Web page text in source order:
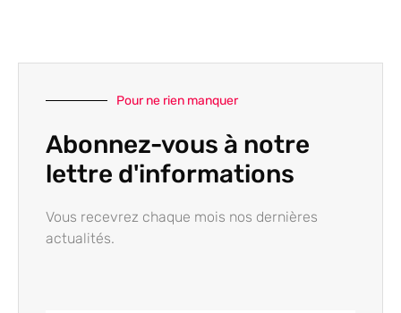
Pour ne rien manquer
Abonnez-vous à notre
lettre d'informations
Vous recevrez chaque mois nos dernières
actualités.